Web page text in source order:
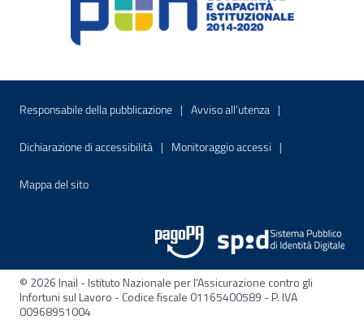
Menu di servizio
Responsabile della pubblicazione Sito interno - Apre in una nuova
Avviso all’utenza Sito interno -
Dichiarazione di accessibilità Sito interno - Apre in una nuova finestra
Monitoraggio accessi Sito interno -
Mappa del sitoSito interno - Apre nella stessa finestra
© 2026 Inail - Istituto Nazionale per l'Assicurazione contro gli
Infortuni sul Lavoro - Codice fiscale 01165400589 - P. IVA
00968951004